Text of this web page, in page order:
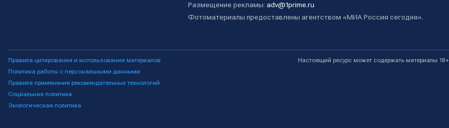
Размещение рекламы: adv@1prime.ru
Фотоматериалы предоставлены агентством «МИА Россия сегодня».
Правила цитирования и использования материалов
Политика работы с персональными данными
Правила применения рекомендательных технологий
Социальная политика
Экологическая политика
Настоящий ресурс может содержать материалы 18+